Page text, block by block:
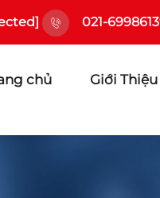
021-
chủ Giới